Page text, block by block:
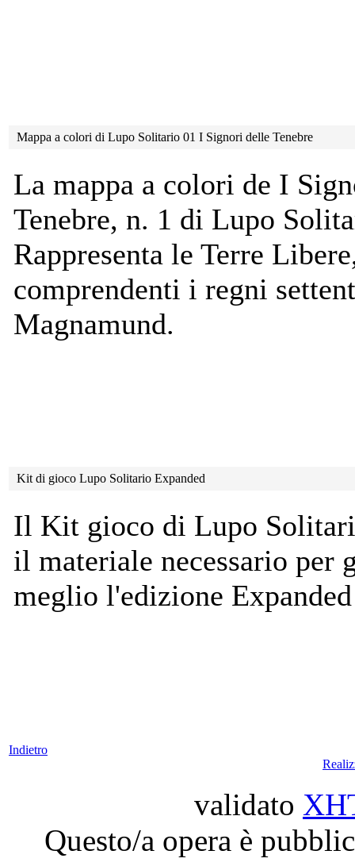
Mappa a colori di Lupo Solitario 01 I Signori delle Tenebre
La mappa a colori de I
Tenebre, n. 1 di Lupo
Rappresenta le Terre
comprendenti i regni
Magnamund.
Kit di gioco Lupo Solitario Expanded
Il Kit gioco di Lupo
il materiale necessario per
meglio l'edizione Expanded
Indietro
validato
Questo/a opera è